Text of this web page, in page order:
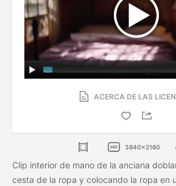
ACERCA DE LAS
3840x2160
Clip interior de mano de la anciana
cesta de la ropa y colocando la ropa en